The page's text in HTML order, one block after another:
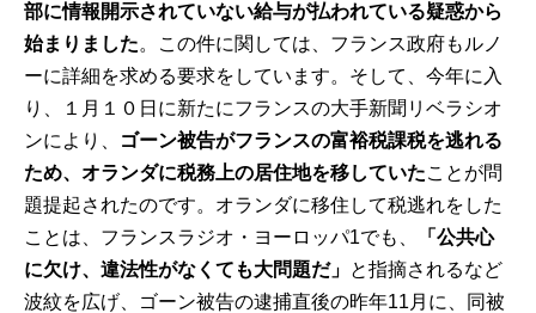
部に情報開示されていない給与が払われている疑惑から
始まりました。この件に関しては、フランス政府もルノ
ーに詳細を求める要求をしています。そして、今年に入
り、１月１０日に新たにフランスの大手新聞 リベラシオ
ンにより、
ゴーン被告がフランスの富裕税課税を逃れる
ため、オランダに税務上の居住地を移していたことが問
題提起されたのです。オランダに移住して税逃れをした
ことは、フランスラジオ・ヨーロッパ1でも、
「公共心
に欠け、違法性がなくても大問題だ」 と指摘されるなど
波紋を広げ、ゴーン被告の逮捕直後の昨年11月に、同被